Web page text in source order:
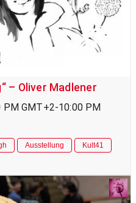
– Oliver Madlener
PM GMT+2-10:00 PM
Ausstellung
Kult41